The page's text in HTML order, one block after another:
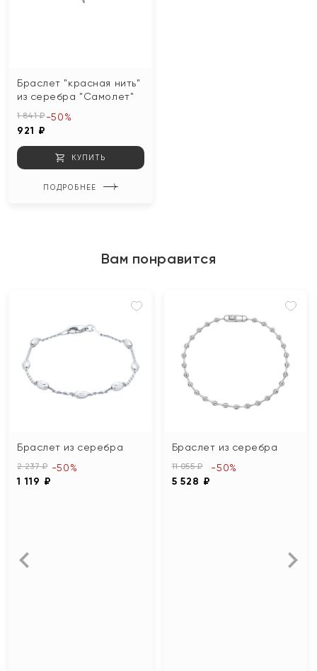
Браслет "красная нить"
из серебра "Самолет"
1 841 ₽
921 ₽
-50%
КУПИТЬ
ПОДРОБНЕЕ
Вам понравится
Браслет из серебра
2 237 ₽
1 119 ₽
-50%
Браслет из серебра
11 055 ₽
5 528 ₽
-50%